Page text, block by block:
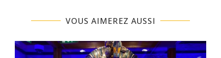
VOUS AIMEREZ AUSSI